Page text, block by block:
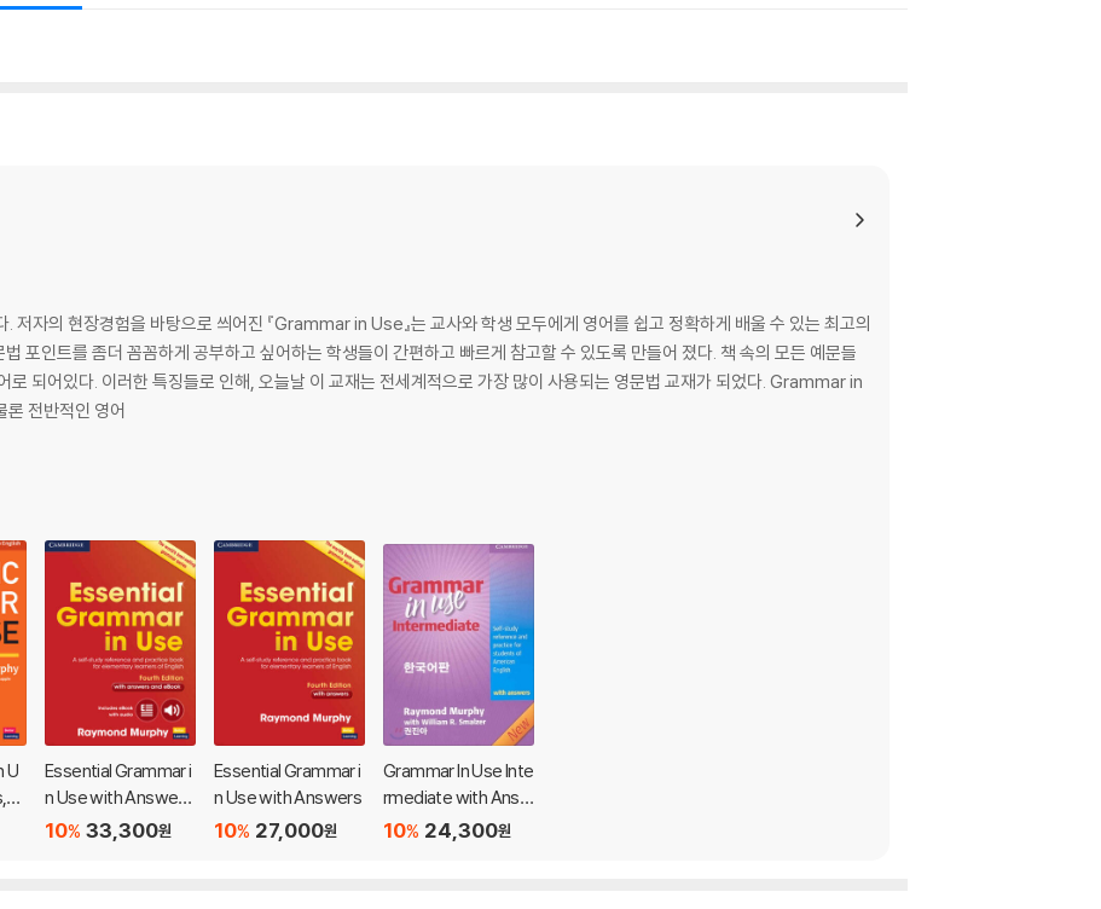
저자의 현장경험을 바탕으로 씌어진 『Grammar in Use』는 교사와 학생 모두에게 영어를 쉽고 정확하게 배울 수 있는 최고의
포인트를 좀더 꼼꼼하게 공부하고 싶어하는 학생들이 간편하고 빠르게 참고할 수 있도록 만들어 졌다. 책 속의 모든 예문들
로 되어있다. 이러한 특징들로 인해, 오늘날 이 교재는 전세계적으로 가장 많이 사용되는 영문법 교재가 되었다. Grammar in
전반적인 영어
U
Essential Grammar i
n Use with Answers
and Interactive eBo
33,300원
10%
Essential Grammar i
n Use with Answers
27,000원
10%
Grammar In Use Inte
rmediate with Answ
ers, 3/E : 한국어판
24,300원
10%